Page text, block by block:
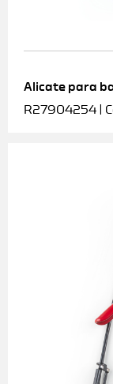
Alicate para
R27904254 |